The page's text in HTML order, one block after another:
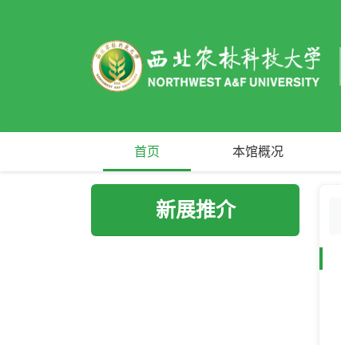
首页 本馆概况
新展推介